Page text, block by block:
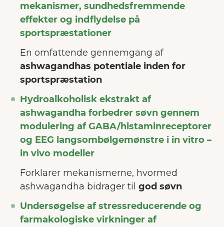
mekanismer, sundhedsfremmende
effekter og indflydelse på
sportspræstationer
En omfattende gennemgang af
ashwagandhas potentiale inden for
sportspræstation
Hydroalkoholisk ekstrakt af
ashwagandha forbedrer søvn gennem
modulering af GABA/histaminreceptorer
og EEG langsombølgemønstre i in vitro –
in vivo modeller
Forklarer mekanismerne, hvormed
ashwagandha bidrager til god søvn
Undersøgelse af stressreducerende og
farmakologiske virkninger af